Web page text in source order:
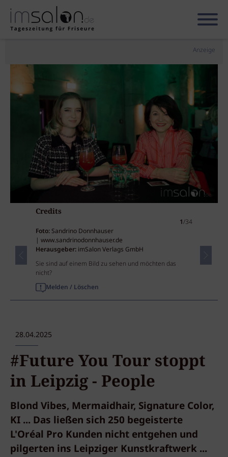
Anzeige
Credits
1/34
Foto: Sandrino Donnhauser
| www.sandrinodonnhauser.de
Herausgeber: imSalon Verlags GmbH
Sie sind auf einem Bild zu sehen und möchten das
nicht?
Melden / Löschen
28.04.2025
#Future You Tour stoppt
in Leipzig - People
Blond Vibes, Mermaidhair, Signature Color,
KI ... Das ließen sich 250 begeisterte
L'Oréal Pro Kunden nicht entgehen und
pilgerten ins Leipziger Kunstkraftwerk ...